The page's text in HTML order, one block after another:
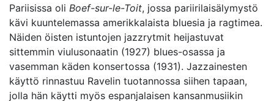
Pariisissa oli Boef-sur-le-Toit, jossa pariirilaisälymystö
kävi kuuntelemassa amerikkalaista bluesia ja ragtimea.
Näiden öisten istuntojen jazzrytmit heijastuvat
sittemmin viulusonaatin (1927) blues-osassa ja
vasemman käden konsertossa (1931). Jazzainesten
käyttö rinnastuu Ravelin tuotannossa siihen tapaan,
jolla hän käytti myös espanjalaisen kansanmusiikin